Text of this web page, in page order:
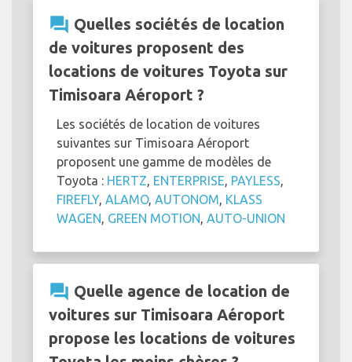
question_answer Quelles sociétés de location
de voitures proposent des
locations de voitures Toyota sur
Timisoara Aéroport ?
Les sociétés de location de voitures
suivantes sur Timisoara Aéroport
proposent une gamme de modèles de
Toyota : HERTZ ENTERPRISE PAYLESS
FIREFLY, ALAMO, AUTONOM KLASS
WAGEN GREEN MOTION AUTO-UNION
question_answer Quelle agence de location de
voitures sur Timisoara Aéroport
propose les locations de voitures